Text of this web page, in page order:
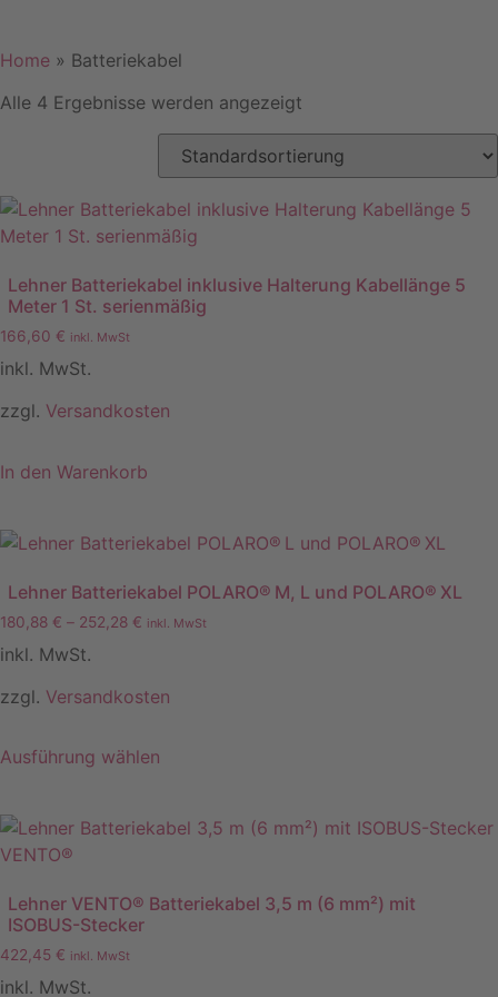
Home » Batteriekabel
Alle 4 Ergebnisse werden angezeigt
Lehner Batteriekabel inklusive Halterung Kabellänge 5
Meter 1 St. serienmäßig
166,60 € inkl. MwSt
inkl. MwSt.
zzgl. Versandkosten
In den Warenkorb
Lehner Batteriekabel POLARO® M, L und POLARO® XL
180,88 € – 252,28 € inkl. MwSt
inkl. MwSt.
zzgl. Versandkosten
Ausführung wählen
Lehner VENTO® Batteriekabel 3,5 m (6 mm²) mit
ISOBUS-Stecker
422,45 € inkl. MwSt
inkl. MwSt.